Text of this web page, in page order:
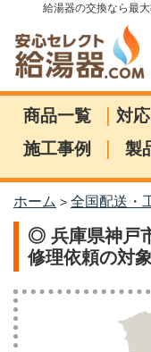
給湯器の交換なら最
商品一覧 | 対
施工事例
| 製
ホーム > 全国配送・
◎ 兵庫県神戸
修理依頼の対